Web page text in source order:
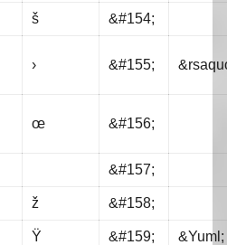
š &#154;
› &#155;
œ &#156;
&#157;
ž &#158;
Ÿ &#159; &Yuml;